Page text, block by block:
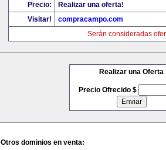
Precio:
Realizar una oferta!
Visitar!
compracampo.com
Serán consideradas
Realizar una Oferta
Precio Ofrecido $
Otros dominios en venta: